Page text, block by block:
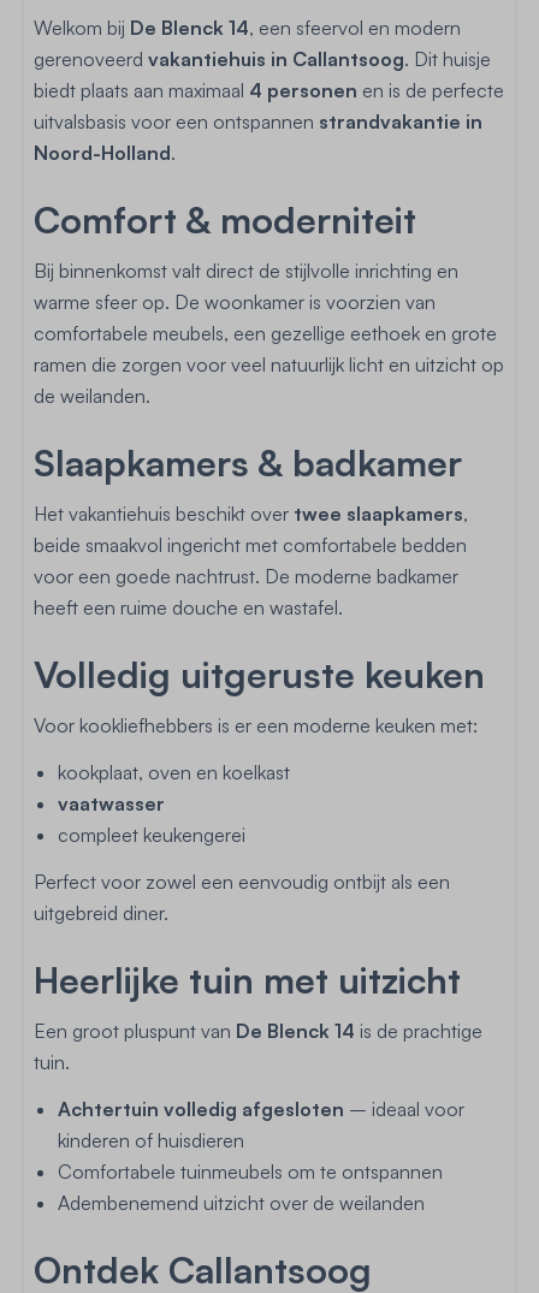
Welkom bij De Blenck 14, een sfeervol en modern
gerenoveerd vakantiehuis in Callantsoog. Dit huisje
biedt plaats aan maximaal 4 personen en is de perfecte
uitvalsbasis voor een ontspannen strandvakantie in
Noord-Holland.
Comfort & moderniteit
Bij binnenkomst valt direct de stijlvolle inrichting en
warme sfeer op. De woonkamer is voorzien van
comfortabele meubels, een gezellige eethoek en grote
ramen die zorgen voor veel natuurlijk licht en uitzicht op
de weilanden.
Slaapkamers & badkamer
Het vakantiehuis beschikt over twee slaapkamers,
beide smaakvol ingericht met comfortabele bedden
voor een goede nachtrust. De moderne badkamer
heeft een ruime douche en wastafel.
Volledig uitgeruste keuken
Voor kookliefhebbers is er een moderne keuken met:
kookplaat, oven en koelkast
vaatwasser
compleet keukengerei
Perfect voor zowel een eenvoudig ontbijt als een
uitgebreid diner.
Heerlijke tuin met uitzicht
Een groot pluspunt van De Blenck 14 is de prachtige
tuin.
Achtertuin volledig afgesloten – ideaal voor
kinderen of huisdieren
Comfortabele tuinmeubels om te ontspannen
Adembenemend uitzicht over de weilanden
Ontdek Callantsoog